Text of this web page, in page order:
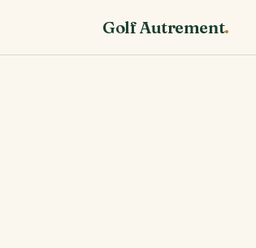
Golf Autrement.